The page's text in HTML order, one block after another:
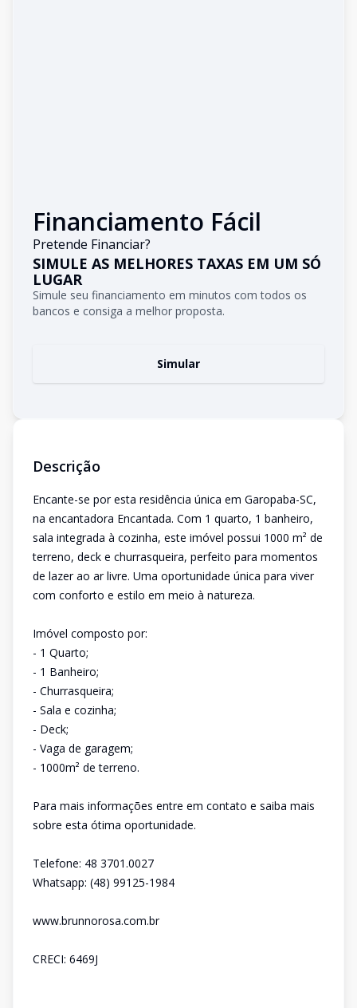
Financiamento Fácil
Pretende Financiar?
SIMULE AS MELHORES TAXAS EM UM SÓ
LUGAR
Simule seu financiamento em minutos com todos os
bancos e consiga a melhor proposta.
Simular
Descrição
Encante-se por esta residência única em Garopaba-SC,
na encantadora Encantada. Com 1 quarto, 1 banheiro,
sala integrada à cozinha, este imóvel possui 1000 m² de
terreno, deck e churrasqueira, perfeito para momentos
de lazer ao ar livre. Uma oportunidade única para viver
com conforto e estilo em meio à natureza.
Imóvel composto por:
- 1 Quarto;
- 1 Banheiro;
- Churrasqueira;
- Sala e cozinha;
- Deck;
- Vaga de garagem;
- 1000m² de terreno.
Para mais informações entre em contato e saiba mais
sobre esta ótima oportunidade.
Telefone: 48 3701.0027
Whatsapp: (48) 99125-1984
www.brunnorosa.com.br
CRECI: 6469J